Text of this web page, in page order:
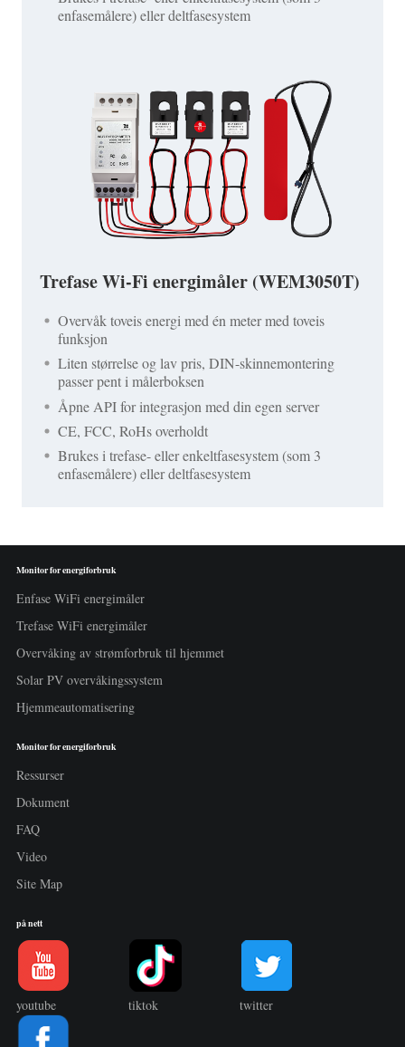
enfasemålere) eller deltfasesystem
Trefase Wi-Fi energimåler (WEM3050T)
Overvåk toveis energi med én meter med toveis
funksjon
Liten størrelse og lav pris, DIN-skinnemontering
passer pent i målerboksen
Åpne API for integrasjon med din egen server
CE, FCC, RoHs overholdt
Brukes i trefase- eller enkeltfasesystem (som 3
enfasemålere) eller deltfasesystem
Monitor for energiforbruk
Enfase WiFi energimåler
Trefase WiFi energimåler
Overvåking av strømforbruk til hjemmet
Solar PV overvåkingssystem
Hjemmeautomatisering
Monitor for energiforbruk
Ressurser
Dokument
FAQ
Video
Site Map
på nett
youtube tiktok twitter